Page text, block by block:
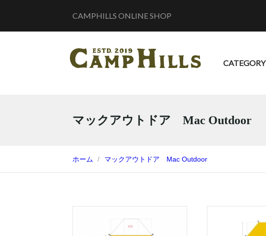
CAMPHILLS ONLINE SHOP
CATEGORY
マックアウトドア Mac Outdoor
ホーム マックアウトドア Mac Outdoor